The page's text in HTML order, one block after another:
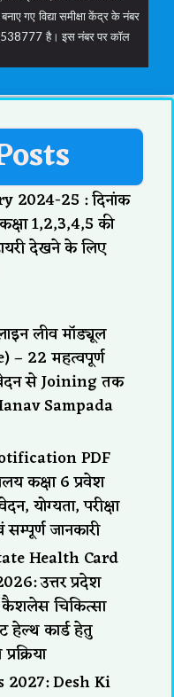
गए विद्या समीक्षा केंद्र के नंबर
है। इस नंबर पर कॉल
2024-25 : दिनांक
1,2,3,4,5 की
देखने के लिए
लीव मॉड्यूल
– 22 महत्वपूर्ण
से Joining तक
Sampada
PDF
कक्षा 6 प्रवेश
योग्यता, परीक्षा
जानकारी
Health Card
उत्तर प्रदेश
कैशलेस चिकित्सा
हेल्थ कार्ड हेतु
2027: Desh Ki